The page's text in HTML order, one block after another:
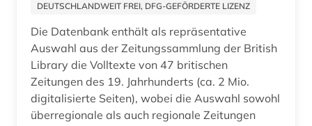
benjamin (1)
berber (1)
bergbau (2)
bergen (2)
bergen (norwegen) (2)
DEUTSCHLANDWEIT FREI, DFG-GEFÖRDERTE LIZENZ
Die Datenbank enthält als repräsentative
Auswahl aus der Zeitungssammlung der British
Library die Volltexte von 47 britischen
Zeitungen des 19. Jahrhunderts (ca. 2 Mio.
digitalisierte Seiten), wobei die Auswahl sowohl
überregionale als auch regionale Zeitungen